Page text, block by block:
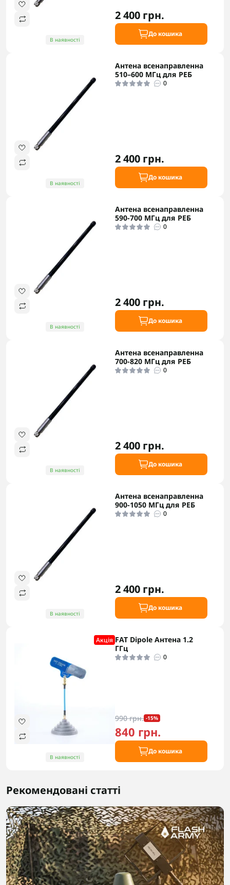
В наявності
2 400 грн.
До кошика
В наявності
Антена всенаправленна
510–600 МГц для РЕБ
0
2 400 грн.
До кошика
В наявності
Антена всенаправленна
590-700 МГц для РЕБ
0
2 400 грн.
До кошика
В наявності
Антена всенаправленна
700-820 МГц для РЕБ
0
2 400 грн.
До кошика
В наявності
Антена всенаправленна
900-1050 МГц для РЕБ
0
2 400 грн.
До кошика
Акцiя
В наявності
FAT Dipole Антена 1.2
ГГц
0
990 грн. -15%
840 грн.
До кошика
Рекомендовані статті